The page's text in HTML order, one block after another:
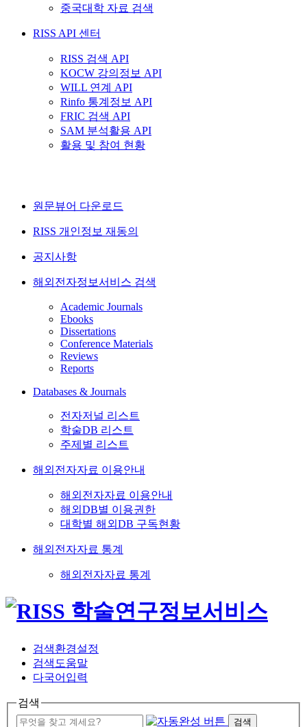
중국대학 자료 검색
RISS API 센터
RISS 검색 API
KOCW 강의정보 API
WILL 연계 API
Rinfo 통계정보 API
FRIC 검색 API
SAM 분석활용 API
활용 및 참여 현황
원문뷰어 다운로드
RISS 개인정보 재동의
공지사항
해외전자정보서비스 검색
Academic Journals
Ebooks
Dissertations
Conference Materials
Reviews
Reports
Databases & Journals
전자저널 리스트
학술DB 리스트
주제별 리스트
해외전자자료 이용안내
해외전자자료 이용안내
해외DB별 이용권한
대학별 해외DB 구독현황
해외전자자료 통계
해외전자자료 통계
검색환경설정
검색도움말
다국어입력
검색
검색